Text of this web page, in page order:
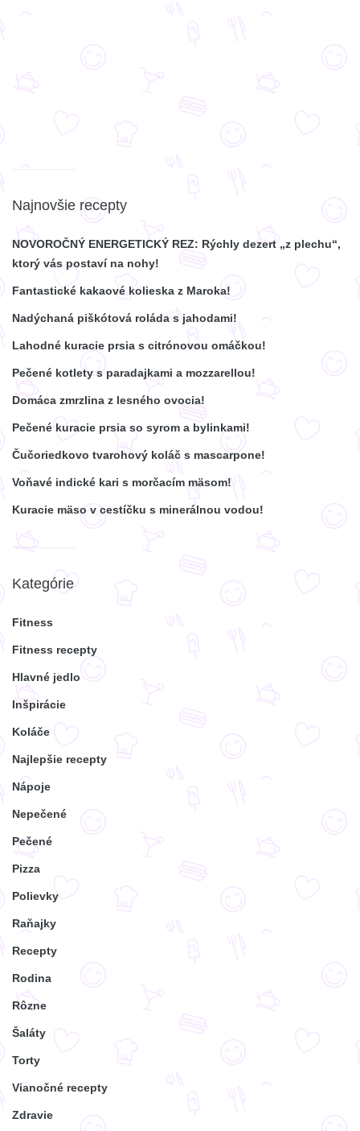
Najnovšie recepty
NOVOROČNÝ ENERGETICKÝ REZ: Rýchly dezert „z plechu“,
ktorý vás postaví na nohy!
Fantastické kakaové kolieska z Maroka!
Nadýchaná piškótová roláda s jahodami!
Lahodné kuracie prsia s citrónovou omáčkou!
Pečené kotlety s paradajkami a mozzarellou!
Domáca zmrzlina z lesného ovocia!
Pečené kuracie prsia so syrom a bylinkami!
Čučoriedkovo tvarohový koláč s mascarpone!
Voňavé indické kari s morčacím mäsom!
Kuracie mäso v cestíčku s minerálnou vodou!
Kategórie
Fitness
Fitness recepty
Hlavné jedlo
Inšpirácie
Koláče
Najlepšie recepty
Nápoje
Nepečené
Pečené
Pizza
Polievky
Raňajky
Recepty
Rodina
Rôzne
Šaláty
Torty
Vianočné recepty
Zdravie